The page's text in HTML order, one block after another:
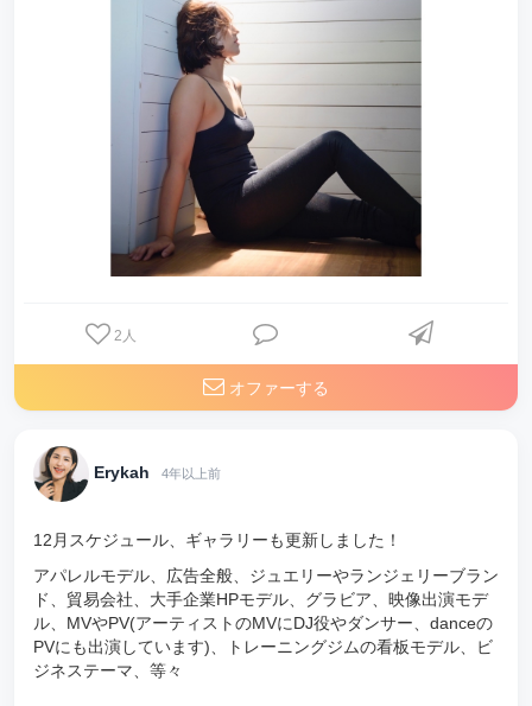
2 人
オファーする
Erykah 4年以上前
12月スケジュール、ギャラリーも更新しました！
アパレルモデル、広告全般、ジュエリーやランジェリーブラン
ド、貿易会社、大手企業HPモデル、グラビア、映像出演モデ
ル、MVやPV(アーティストのMVにDJ役やダンサー、danceの
PVにも出演しています)、トレーニングジムの看板モデル、ビ
ジネステーマ、等々